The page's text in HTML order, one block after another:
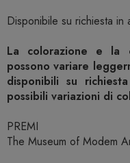
Disponibile su richiesta in
La colorazione e la
possono variare
disponibili su
possibili variazioni di
PREMI
The Museum of Modem